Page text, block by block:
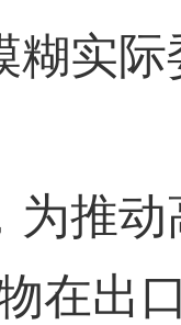
糊实
推动
在出